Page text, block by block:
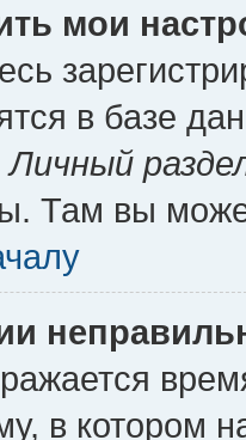
мои
в базе
Личный
Там вы
в котором